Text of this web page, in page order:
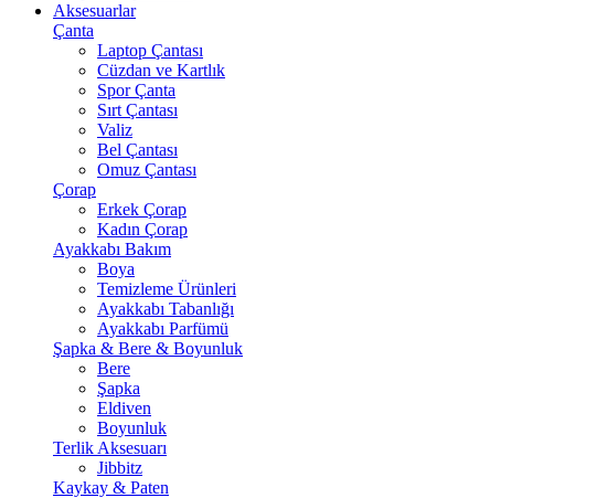
Aksesuarlar
Çanta
Laptop Çantası
Cüzdan ve Kartlık
Spor Çanta
Sırt Çantası
Valiz
Bel Çantası
Omuz Çantası
Çorap
Erkek Çorap
Kadın Çorap
Ayakkabı Bakım
Boya
Temizleme Ürünleri
Ayakkabı Tabanlığı
Ayakkabı Parfümü
Şapka & Bere & Boyunluk
Bere
Şapka
Eldiven
Boyunluk
Terlik Aksesuarı
Jibbitz
Kaykay & Paten